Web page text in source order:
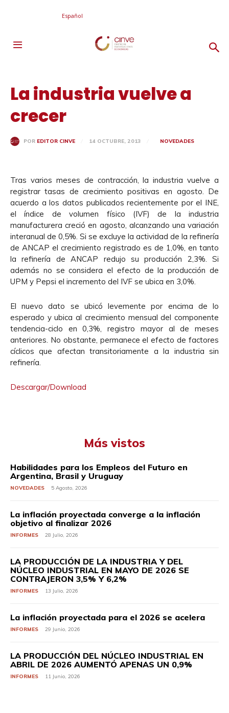
Español
La industria vuelve a
crecer
POR EDITOR CINVE 14 OCTUBRE, 2013 NOVEDADES
Tras varios meses de contracción, la industria vuelve a
registrar tasas de crecimiento positivas en agosto. De
acuerdo a los datos publicados recientemente por el INE,
el índice de volumen físico (IVF) de la industria
manufacturera creció en agosto, alcanzando una variación
interanual de 0,5%. Si se excluye la actividad de la refinería
de ANCAP el crecimiento registrado es de 1,0%, en tanto
la refinería de ANCAP redujo su producción 2,3%. Si
además no se considera el efecto de la producción de
UPM y Pepsi el incremento del IVF se ubica en 3,0%.
El nuevo dato se ubicó levemente por encima de lo
esperado y ubica al crecimiento mensual del componente
tendencia-ciclo en 0,3%, registro mayor al de meses
anteriores. No obstante, permanece el efecto de factores
cíclicos que afectan transitoriamente a la industria sin
refinería.
Descargar/Download
Más vistos
Habilidades para los Empleos del Futuro en
Argentina, Brasil y Uruguay
NOVEDADES 5 Agosto, 2026
La inflación proyectada converge a la inflación
objetivo al finalizar 2026
INFORMES 28 Julio, 2026
LA PRODUCCIÓN DE LA INDUSTRIA Y DEL
NÚCLEO INDUSTRIAL EN MAYO DE 2026 SE
CONTRAJERON 3,5% Y 6,2%
INFORMES 13 Julio, 2026
La inflación proyectada para el 2026 se acelera
INFORMES 29 Junio, 2026
LA PRODUCCIÓN DEL NÚCLEO INDUSTRIAL EN
ABRIL DE 2026 AUMENTÓ APENAS UN 0,9%
INFORMES 11 Junio, 2026